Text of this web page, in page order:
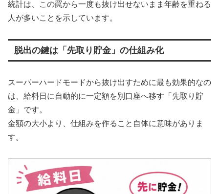
統計は、この罠から一度も抜け出せないまま年齢を重ねる
人が多いことを示しています。
脱出の鍵は「先取り貯金」の仕組み化
スーパーハードモードから抜け出すために最も効果的なの
は、給料日に自動的に一定額を別口座へ移す「先取り貯
金」です。
金額の大小より、仕組みを作ること自体に意味がありま
す。